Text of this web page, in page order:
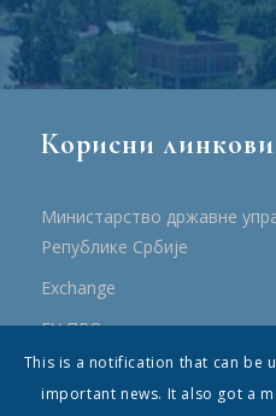
Корисни линкови
Министарство државне
Републике Србије
Еxchange
ЕУ ПРО
ПРРР
This is a notification that can be
important news. It also got a